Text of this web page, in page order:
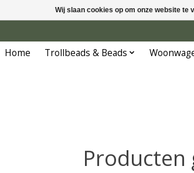
Home Trollbeads & Beads
Producten
Wij slaan cookies op om onze website te